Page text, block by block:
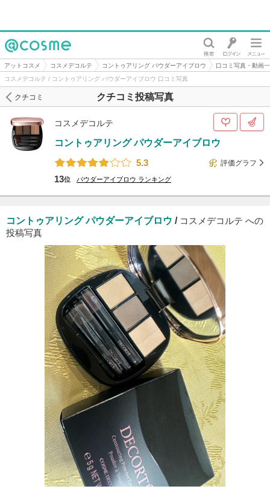
@cosme
アットコスメ コスメデコルテ コントゥアリング パウダーアイブロウ
口コミ写真・動画
コスメデコルテ / コントゥアリング パウダーアイブロウ 口コミ写真
クチコミ投稿写真
クチコミ
コスメデコルテ
コントゥアリング パウダーアイブロウ
5.3
評価グラフ
13位 パウダーアイブロウ ランキング
コントゥアリング パウダーアイブロウ / コスメデコルテ への
投稿写真